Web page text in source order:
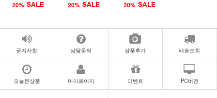
20% 20% 20%
공지사항 상담문의 상품후기 배송조회
오늘본상품 마이페이지 이벤트 PC버전